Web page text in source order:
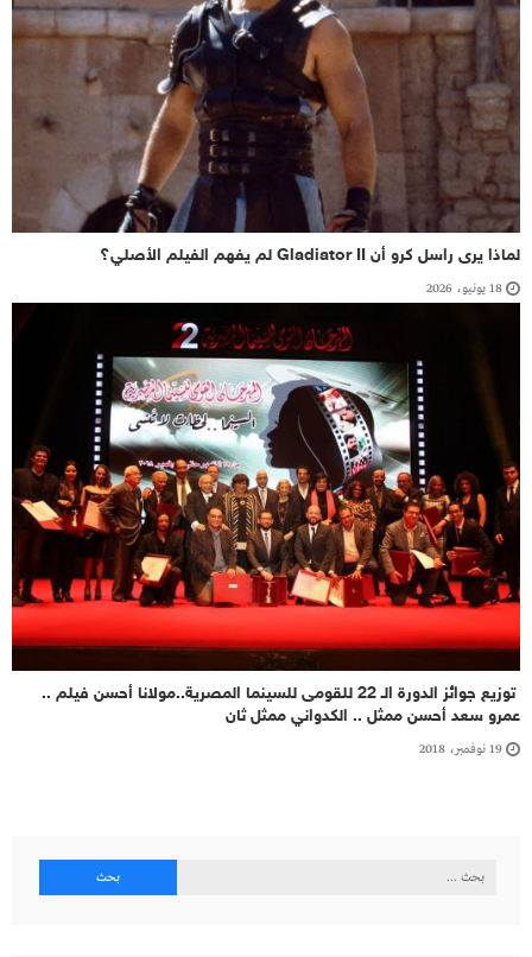
لماذا يرى راسل كرو أن Gladiator II لم يفهم الفيلم الأصلي؟
18 يونيو، 2026
توزيع جوائز الدورة الـ 22 للقومى للسينما المصرية..مولانا أحسن فيلم ..
عمرو سعد أحسن ممثل .. الكدواني ممثل ثان
19 نوفمبر، 2018
البحث